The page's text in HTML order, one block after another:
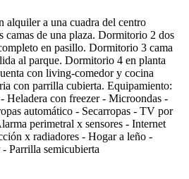
alquiler a una cuadra del centro
de una plaza. Dormitorio 2 dos
en pasillo. Dormitorio 3 cama
al parque. Dormitorio 4 en planta
con living-comedor y cocina
con parrilla cubierta. Equipamiento:
Heladera con freezer - Microondas -
automático - Secarropas - TV por
perimetral x sensores - Internet
x radiadores - Hogar a leño -
Parrilla semicubierta